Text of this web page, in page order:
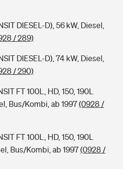
für deine Kids
eingestuft
DIESEL-D), 56 kW, Diesel,
/ 289)
DIESEL-D), 74 kW, Diesel,
/ 290)
FT 100L, HD, 150, 190L
Bus/Kombi, ab 1997(0928 /
FT 100L, HD, 150, 190L
Bus/Kombi, ab 1997(0928 /